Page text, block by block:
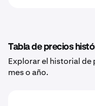
Tabla de precios
Explorar el historial de
mes o año.